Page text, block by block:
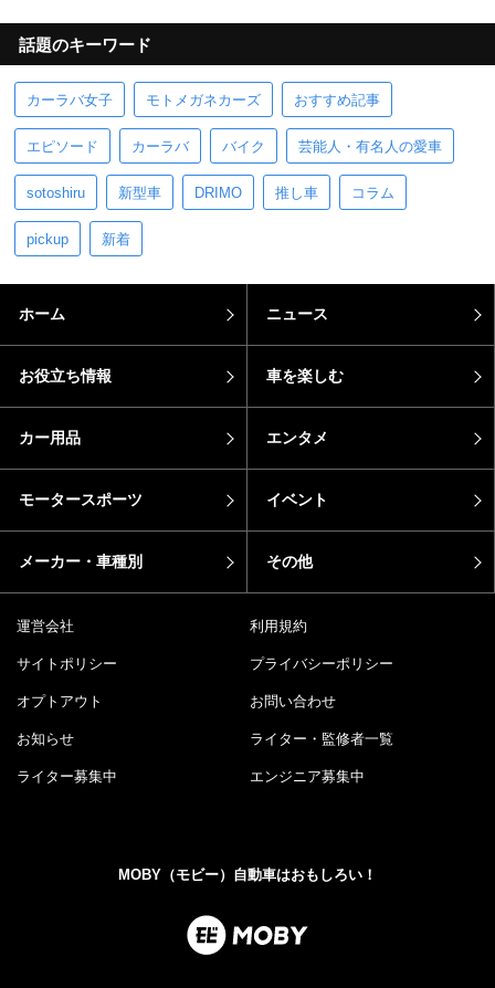
話題のキーワード
カーラバ女子 モトメガネカーズ おすすめ記事
エピソード カーラバ バイク 芸能人・有名人の愛車
sotoshiru 新型車 DRIMO 推し車 コラム
pickup 新着
ホーム ニュース
お役立ち情報 車を楽しむ
カー用品 エンタメ
モータースポーツ イベント
メーカー・車種別 その他
運営会社 利用規約
サイトポリシー プライバシーポリシー
オプトアウト お問い合わせ
お知らせ ライター・監修者一覧
ライター募集中 エンジニア募集中
MOBY（モビー）自動車はおもしろい！